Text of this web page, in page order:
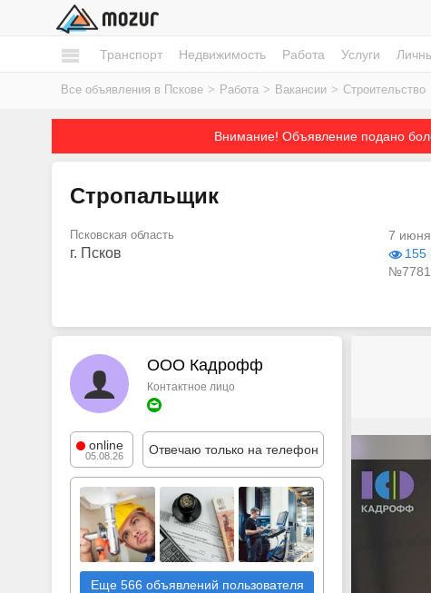
Транспорт Недвижимость Работа Услуги
Все объявления в Пскове > Работа > Вакансии > Строительство
Внимание! Объявление подано
Стропальщик
Псковская область
г. Псков
7
155
№7781
ООО Кадрофф
Контактное лицо
online
05.08.26 Отвечаю только на телефон
Еще 566 объявлений пользователя